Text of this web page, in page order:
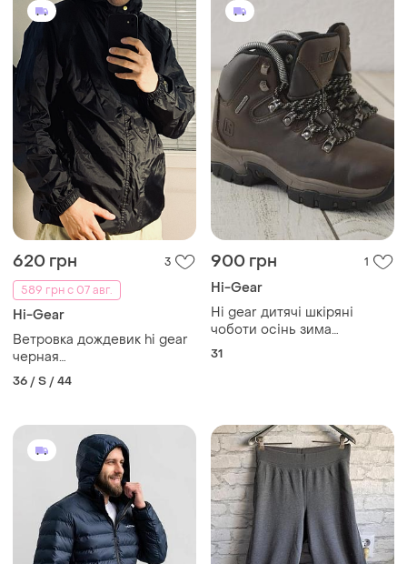
620 грн
3
589 грн с 07 авг.
Hi-Gear
Ветровка дождевик hi gear
черная
унисекс,человечья,женская,размер
36 / S / 44
900 грн 1
Hi-Gear
Hi gear дитячі шкіряні
чоботи осінь зима
коричневого кольору
31